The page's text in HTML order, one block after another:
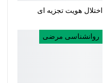
اختلال هویت تجزیه ای
روانشناسی مرضی